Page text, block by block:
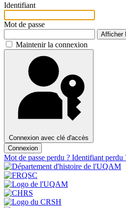
Identifiant
Mot de passe
Afficher
Maintenir la connexion
Connexion avec clé d'accès
Connexion
Mot de passe perdu ? Identifiant perdu